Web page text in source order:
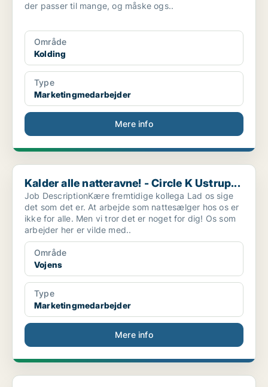
der passer til mange, og måske ogs..
Område
Kolding
Type
Marketingmedarbejder
Mere info
Kalder alle natteravne! - Circle K Ustrup...
Kalder alle natteravne! - Circle K Ustrup...
Job DescriptionKære fremtidige kollega Lad os sige
det som det er. At arbejde som nattesælger hos os er
ikke for alle. Men vi tror det er noget for dig! Os som
arbejder her er vilde med..
Område
Vojens
Type
Marketingmedarbejder
Mere info
Circle K Frøslev Øst Motorvejscenter søge...